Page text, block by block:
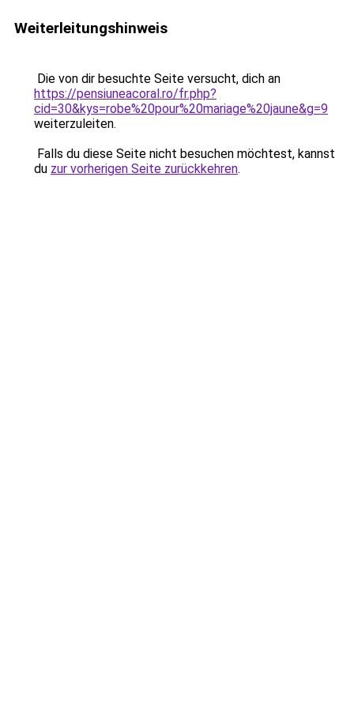
Weiterleitungshinweis
Die von dir besuchte Seite versucht, dich an
https://pensiuneacoral.ro/fr.php?
cid=30&kys=robe%20pour%20mariage%20jaune&g=9
weiterzuleiten.
Falls du diese Seite nicht besuchen möchtest, kannst
du zur vorherigen Seite zurückkehren.